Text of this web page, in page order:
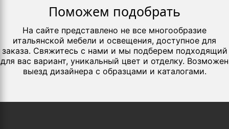
Поможем подобрать
На сайте представлено не все многообразие
итальянской мебели и освещения, доступное для
заказа. Свяжитесь с нами и мы подберем подходящий
для вас вариант, уникальный цвет и отделку. Возможен
выезд дизайнера с образцами и каталогами.